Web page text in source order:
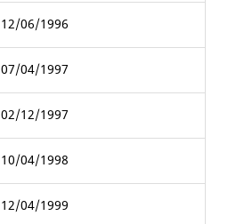
12/06/1996
07/04/1997
02/12/1997
10/04/1998
12/04/1999